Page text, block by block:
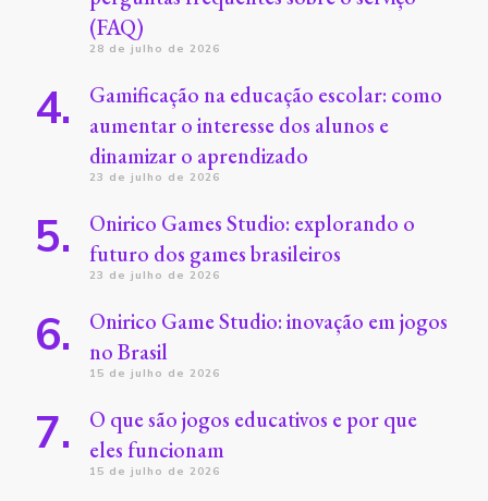
(FAQ)
28 de julho de 2026
Gamificação na educação escolar: como
aumentar o interesse dos alunos e
dinamizar o aprendizado
23 de julho de 2026
Onirico Games Studio: explorando o
futuro dos games brasileiros
23 de julho de 2026
Onirico Game Studio: inovação em jogos
no Brasil
15 de julho de 2026
O que são jogos educativos e por que
eles funcionam
15 de julho de 2026